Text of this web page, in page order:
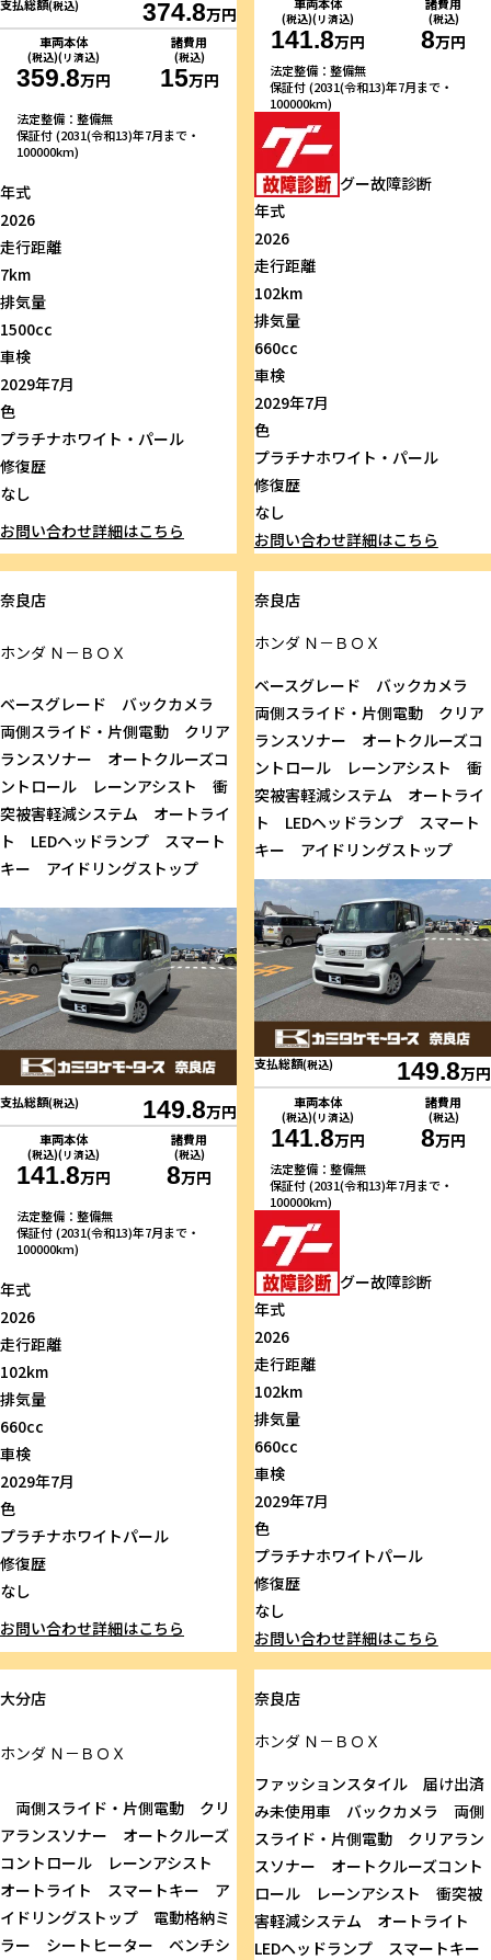
支払総額(税込) 374.8万円
車両本体
(税込)(リ済込)
359.8万円
諸費用
(税込)
15万円
法定整備：整備無
保証付 (2031(令和13)年7月まで・
100000km)
年式
2026
走行距離
7km
排気量
1500cc
車検
2029年7月
色
プラチナホワイト・パール
修復歴
なし
お問い合わせ詳細はこちら
車両本体
(税込)(リ済込)
141.8万円
諸費用
(税込)
8万円
法定整備：整備無
保証付 (2031(令和13)年7月まで・
100000km)
グー故障診断
年式
2026
走行距離
102km
排気量
660cc
車検
2029年7月
色
プラチナホワイト・パール
修復歴
なし
お問い合わせ詳細はこちら
奈良店
ホンダ Ｎ－ＢＯＸ
ベースグレード バックカメラ
両側スライド・片側電動 クリア
ランスソナー オートクルーズコ
ントロール レーンアシスト 衝
突被害軽減システム オートライ
ト LEDヘッドランプ スマート
キー アイドリングストップ
支払総額(税込) 149.8万円
車両本体
(税込)(リ済込)
141.8万円
諸費用
(税込)
8万円
法定整備：整備無
保証付 (2031(令和13)年7月まで・
100000km)
年式
2026
走行距離
102km
排気量
660cc
車検
2029年7月
色
プラチナホワイトパール
修復歴
なし
お問い合わせ詳細はこちら
奈良店
ホンダＮ－ＢＯＸ
ベースグレード バックカメラ
両側スライド・片側電動 クリア
ランスソナー オートクルーズコ
ントロール レーンアシスト 衝
突被害軽減システム オートライ
ト LEDヘッドランプ スマート
キー アイドリングストップ
支払総額(税込) 149.8万円
車両本体
(税込)(リ済込)
141.8万円
諸費用
(税込)
8万円
法定整備：整備無
保証付 (2031(令和13)年7月まで・
100000km)
グー故障診断
年式
2026
走行距離
102km
排気量
660cc
車検
2029年7月
色
プラチナホワイトパール
修復歴
なし
お問い合わせ詳細はこちら
大分店
ホンダ Ｎ－ＢＯＸ
両側スライド・片側電動 クリ
アランスソナー オートクルーズ
コントロール レーンアシスト
オートライト スマートキー ア
イドリングストップ 電動格納ミ
ラー シートヒーター ベンチシ
奈良店
ホンダＮ－ＢＯＸ
ファッションスタイル 届け出済
み未使用車 バックカメラ 両側
スライド・片側電動 クリアラン
スソナー オートクルーズコント
ロール レーンアシスト 衝突被
害軽減システム オートライト
LEDヘッドランプ スマートキー